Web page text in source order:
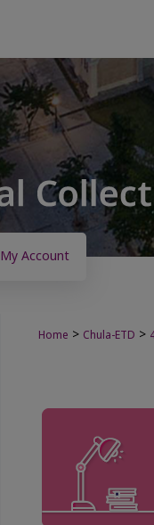
My Account
Home > Chula-ETD >